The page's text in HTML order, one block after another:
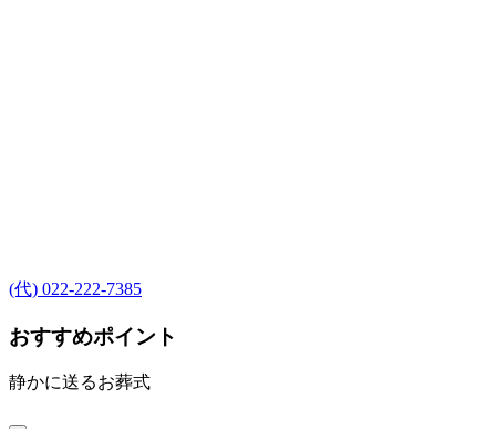
(代) 022-222-7385
おすすめポイント
静かに送るお葬式